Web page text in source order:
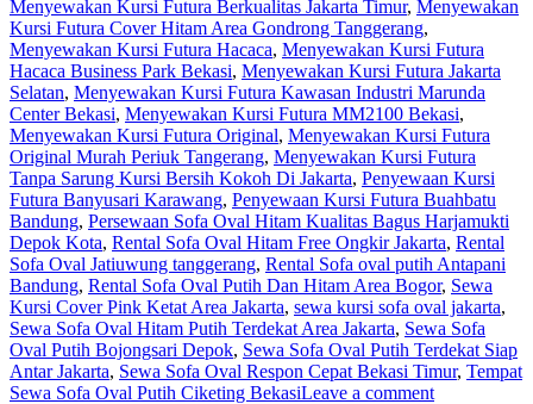
Menyewakan Kursi Futura Berkualitas Jakarta Timur, Menyewakan
Kursi Futura Cover Hitam Area Gondrong Tanggerang,
Menyewakan Kursi Futura Hacaca, Menyewakan Kursi Futura
Hacaca Business Park Bekasi, Menyewakan Kursi Futura Jakarta
Selatan, Menyewakan Kursi Futura Kawasan Industri Marunda
Center Bekasi, Menyewakan Kursi Futura MM2100 Bekasi,
Menyewakan Kursi Futura Original, Menyewakan Kursi Futura
Original Murah Periuk Tangerang, Menyewakan Kursi Futura
Tanpa Sarung Kursi Bersih Kokoh Di Jakarta, Penyewaan Kursi
Futura Banyusari Karawang, Penyewaan Kursi Futura Buahbatu
Bandung, Persewaan Sofa Oval Hitam Kualitas Bagus Harjamukti
Depok Kota, Rental Sofa Oval Hitam Free Ongkir Jakarta, Rental
Sofa Oval Jatiuwung tanggerang, Rental Sofa oval putih Antapani
Bandung, Rental Sofa Oval Putih Dan Hitam Area Bogor, Sewa
Kursi Cover Pink Ketat Area Jakarta, sewa kursi sofa oval jakarta,
Sewa Sofa Oval Hitam Putih Terdekat Area Jakarta, Sewa Sofa
Oval Putih Bojongsari Depok, Sewa Sofa Oval Putih Terdekat Siap
Antar Jakarta, Sewa Sofa Oval Respon Cepat Bekasi Timur, Tempat
Sewa Sofa Oval Putih Ciketing BekasiLeave a comment